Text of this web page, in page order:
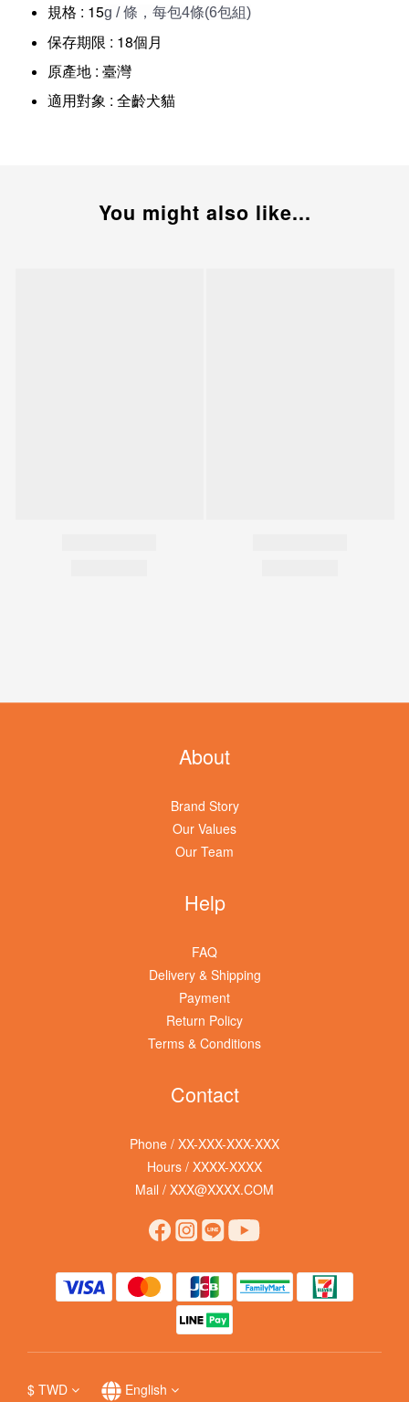
規格 : 15g / 條，每包4條(6包組)
保存期限 : 18個月
原產地 : 臺灣
適用對象 : 全齡犬貓
You might also like...
About
Brand Story
Our Values
Our Team
Help
FAQ
Delivery & Shipping
Payment
Return Policy
Terms & Conditions
Contact
Phone / XX-XXX-XXX-XXX
Hours / XXXX-XXXX
Mail / XXX@XXXX.COM
$ TWD English